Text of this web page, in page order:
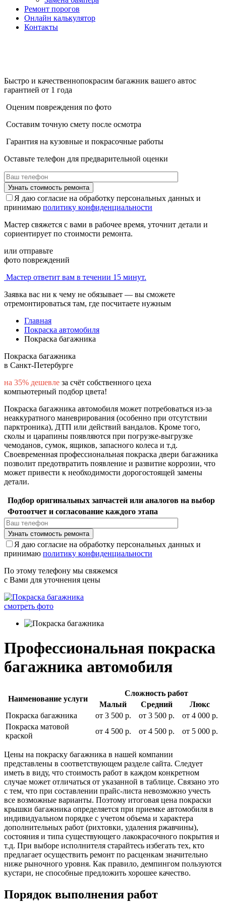
Ремонт порогов
Онлайн калькулятор
Контакты
Быстро и качественнопокрасим багажник вашего автос
гарантией от 1 года
Оценим повреждения по фото
Составим точную смету после осмотра
Гарантия на кузовные и покрасочные работы
Оставьте телефон для предварительной оценки
Я даю согласие на обработку персональных данных и
принимаю политику конфиденциальности
Мастер свяжется с вами в рабочее время, уточнит детали и
сориентирует по стоимости ремонта.
или отправьте
фото повреждений
Мастер ответит вам в течении 15 минут.
Заявка вас ни к чему не обязывает — вы сможете
отремонтироваться там, где посчитаете нужным
Главная
Покраска автомобиля
Покраска багажника
Покраска багажника
в Санкт-Петербурге
на 35% дешевле за счёт собственного цеха
компьютерный подбор цвета!
Покраска багажника автомобиля может потребоваться из-за
неаккуратного маневрирования (особенно при отсутствии
парктроника), ДТП или действий вандалов. Кроме того,
сколы и царапины появляются при погрузке-выгрузке
чемоданов, сумок, ящиков, запасного колеса и т.д.
Своевременная профессиональная покраска двери багажника
позволит предотвратить появление и развитие коррозии, что
может привести к необходимости дорогостоящей замены
детали.
Подбор оригинальных запчастей или аналогов на выбор
Фотоотчет и согласование каждого этапа
Я даю согласие на обработку персональных данных и
принимаю политику конфиденциальности
По этому телефону мы свяжемся
с Вами для уточнения цены
смотреть фото
Профессиональная покраска
багажника автомобиля
Наименование услуги
Сложность работ
Малый
Средний
Люкс
Покраска багажника
от 3 500 р. от 3 500 р.
от 4 000 р.
Покраска матовой
краской
от 4 500 р. от 4 500 р. от 5 000 р.
Цены на покраску багажника в нашей компании
представлены в соответствующем разделе сайта. Следует
иметь в виду, что стоимость работ в каждом конкретном
случае может отличаться от указанной в таблице. Связано это
с тем, что при составлении прайс-листа невозможно учесть
все возможные варианты. Поэтому итоговая цена покраски
крышки багажника определяется при приемке автомобиля в
индивидуальном порядке с учетом объема и характера
дополнительных работ (рихтовки, удаления ржавчины),
состояния и типа существующего лакокрасочного покрытия и
т.д. При выборе исполнителя старайтесь избегать тех, кто
предлагает осуществить ремонт по расценкам значительно
ниже рыночного уровня. Как правило, демпингом пользуются
кустари, не способные предложить хорошее качество.
Порядок выполнения работ